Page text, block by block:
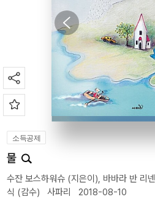
소득공제
물
수잔 보스하워슈 (지은이), 바바라 반 리넨
식 (감수) 사파리 2018-08-10